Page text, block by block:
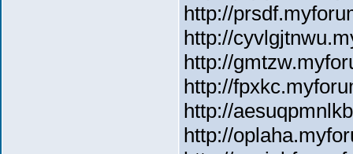
http://
http://
http://
http://
http://
http://